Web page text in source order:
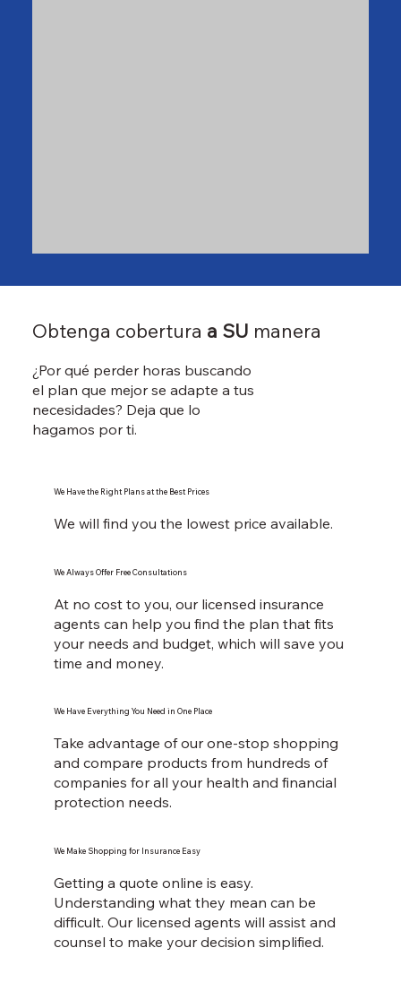
Obtenga cobertura a SU manera
¿Por qué perder horas buscando
el plan que mejor se adapte a tus
necesidades? Deja que lo
hagamos por ti.
We Have the Right Plans at the Best Prices
We will find you the lowest price available.
We Always Offer Free Consultations
At no cost to you, our licensed insurance
agents can help you find the plan that fits
your needs and budget, which will save you
time and money.
We Have Everything You Need in One Place
Take advantage of our one-stop shopping
and compare products from hundreds of
companies for all your health and financial
protection needs.
We Make Shopping for Insurance Easy
Getting a quote online is easy.
Understanding what they mean can be
difficult. Our licensed agents will assist and
counsel to make your decision simplified.